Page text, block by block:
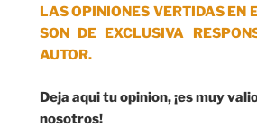
LAS OPINIONES VERTIDAS EN
SON DE EXCLUSIVA
AUTOR.
Deja aqui tu opinion, ¡es muy
nosotros!